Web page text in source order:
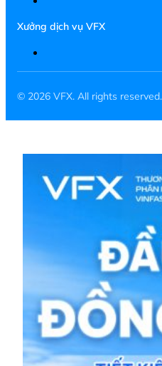
Xưởng dịch vụ VFX
© 2026 VFX. All rights